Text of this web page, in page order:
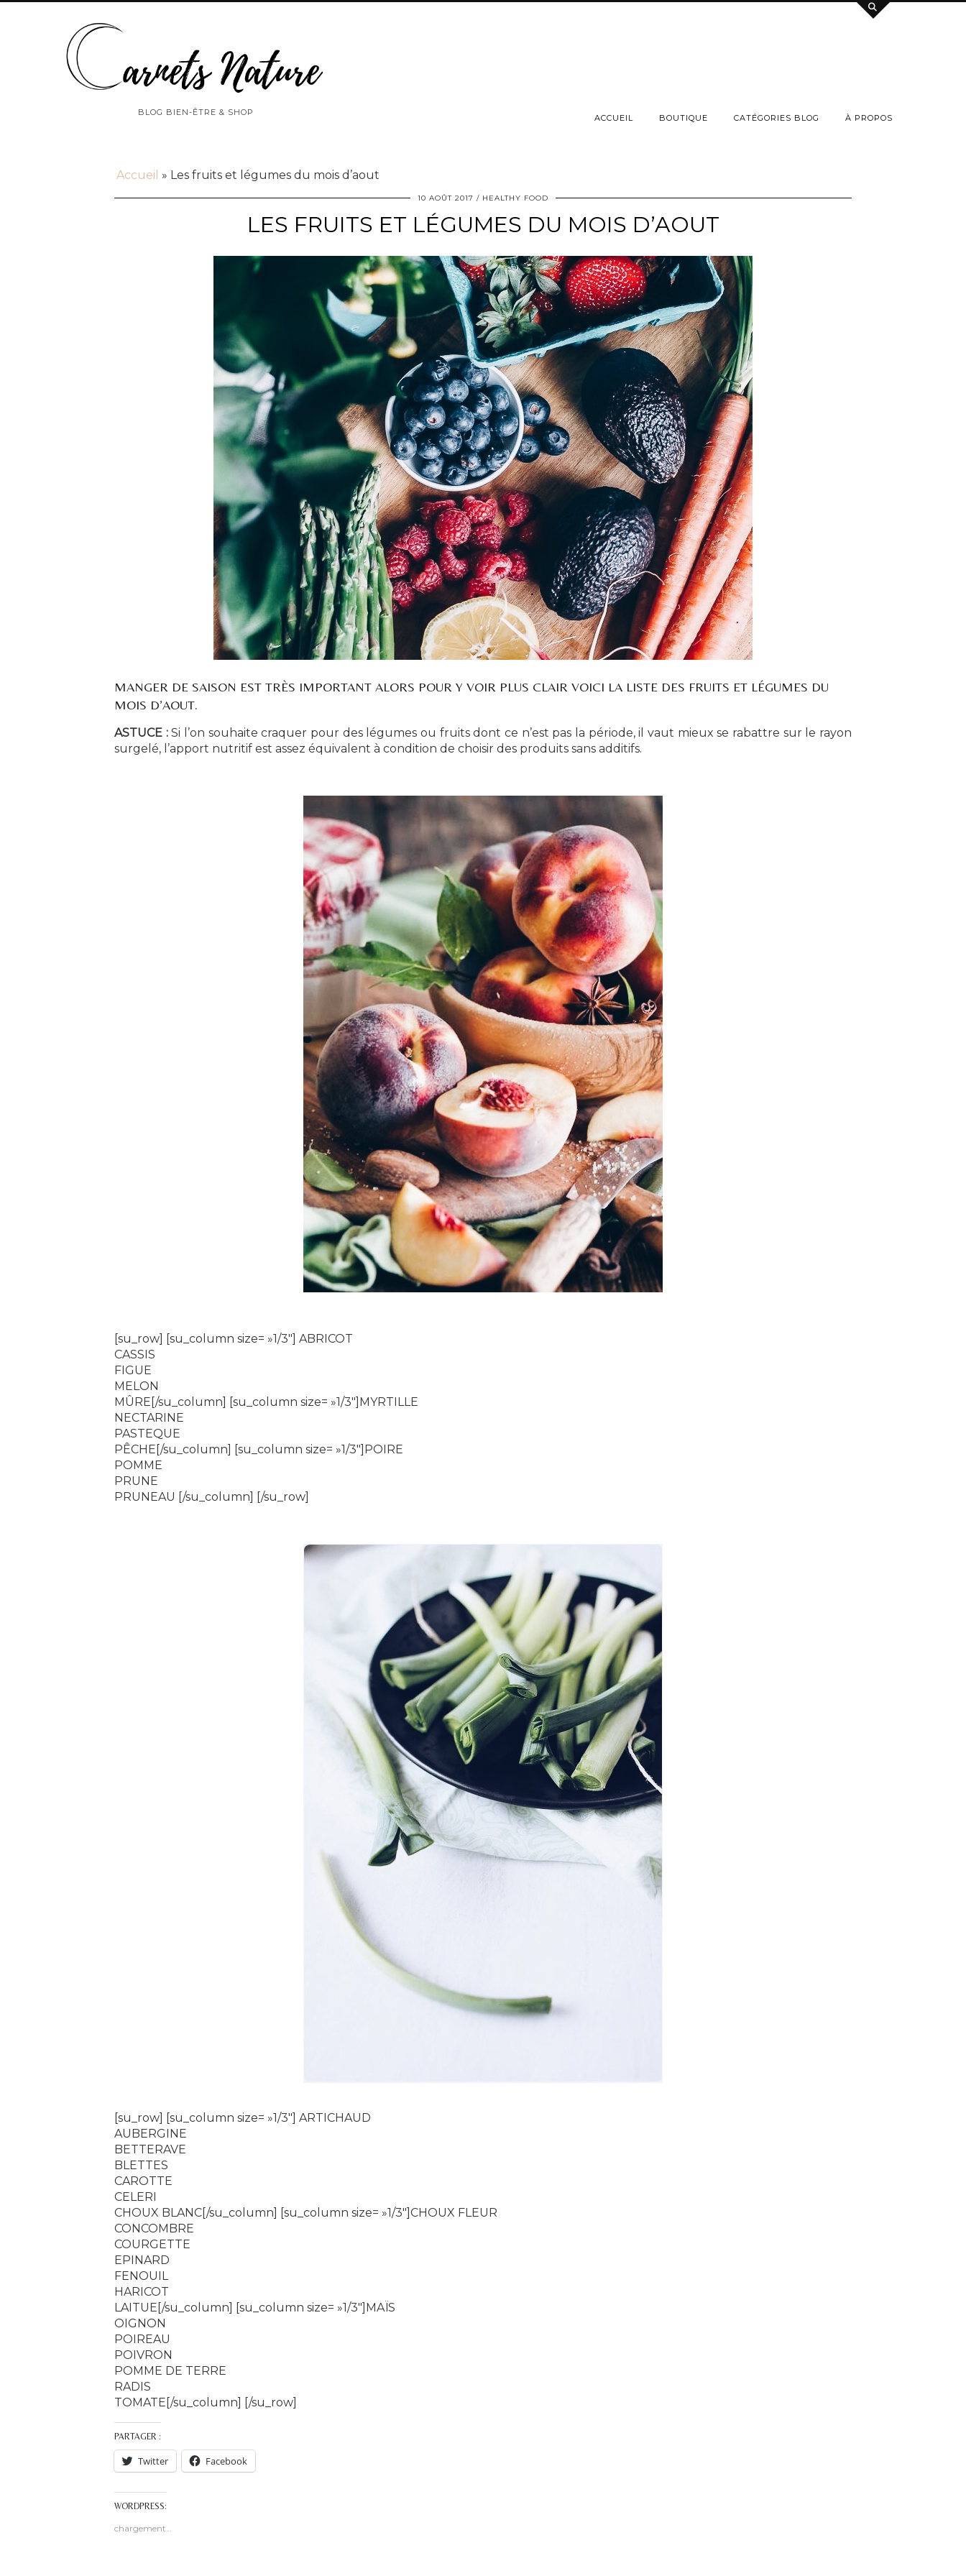
BLOG BIEN-ÊTRE & SHOP
ACCUEIL BOUTIQUE CATÉGORIES BLOG À PROPOS
Accueil » Les fruits et légumes du mois d’aout
10 AOÛT 2017 HEALTHY FOOD
LES FRUITS ET LÉGUMES DU MOIS D’AOUT
MANGER DE SAISON EST TRÈS IMPORTANT ALORS POUR Y VOIR PLUS CLAIR VOICI LA LISTE DES FRUITS ET LÉGUMES DU
MOIS D’AOUT.
ASTUCE :Si l’on souhaite craquer pour des légumes ou fruits dont ce n’est pas la période, il vaut mieux se rabattre sur le rayon
surgelé, l’apport nutritif est assez équivalent à condition de choisir des produits sans additifs.
[su_row] [su_column size= »1/3″] ABRICOT
CASSIS
FIGUE
MELON
MÛRE[/su_column] [su_column size= »1/3″]MYRTILLE
NECTARINE
PASTEQUE
PÊCHE[/su_column] [su_column size= »1/3″]POIRE
POMME
PRUNE
PRUNEAU [/su_column] [/su_row]
[su_row] [su_column size= »1/3″] ARTICHAUD
AUBERGINE
BETTERAVE
BLETTES
CAROTTE
CELERI
CHOUX BLANC[/su_column] [su_column size= »1/3″]CHOUX FLEUR
CONCOMBRE
COURGETTE
EPINARD
FENOUIL
HARICOT
LAITUE[/su_column] [su_column size= »1/3″]MAÏS
OIGNON
POIREAU
POIVRON
POMME DE TERRE
RADIS
TOMATE[/su_column] [/su_row]
PARTAGER :
Twitter Facebook
WORDPRESS:
chargement…